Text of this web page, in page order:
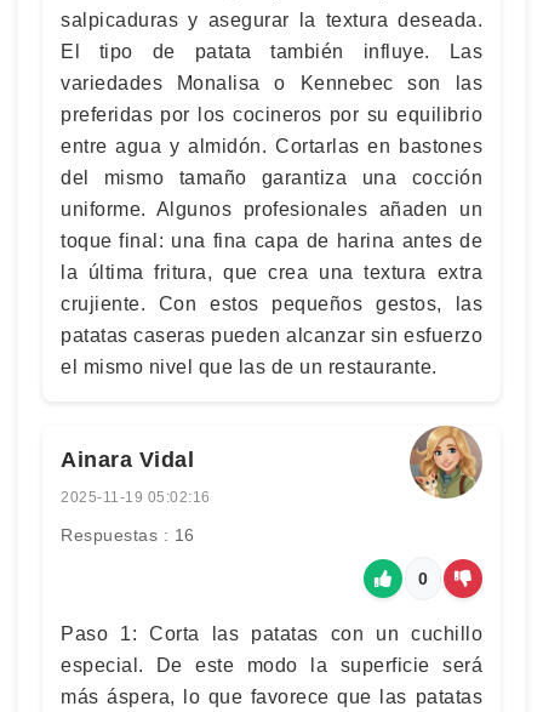
salpicaduras y asegurar la textura deseada.
El tipo de patata también influye. Las
variedades Monalisa o Kennebec son las
preferidas por los cocineros por su equilibrio
entre agua y almidón. Cortarlas en bastones
del mismo tamaño garantiza una cocción
uniforme. Algunos profesionales añaden un
toque final: una fina capa de harina antes de
la última fritura, que crea una textura extra
crujiente. Con estos pequeños gestos, las
patatas caseras pueden alcanzar sin esfuerzo
el mismo nivel que las de un restaurante.
Ainara Vidal
2025-11-19 05:02:16
Respuestas : 16
0
Paso 1: Corta las patatas con un cuchillo
especial. De este modo la superficie será
más áspera, lo que favorece que las patatas